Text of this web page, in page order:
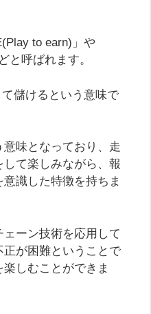
to earn)」や
と呼ばれます。
儲けるという意味で
味となっており、走
て楽しみながら、報
識した特徴を持ちま
ーン技術を応用して
が困難ということで
しむことができま